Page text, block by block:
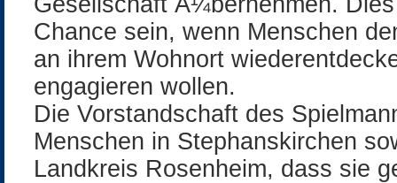
Chance sein, wenn Menschen
an ihrem Wohnort
engagieren wollen.
Die Vorstandschaft des
Menschen in Stephanskirchen
Landkreis Rosenheim, dass sie